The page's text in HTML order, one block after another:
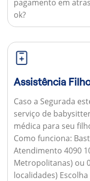
pagamento em
ok?
Assistência
Caso a Segurada
serviço de
médica para seu
Como funciona:
Atendimento 4090
Metropolitanas) ou
localidades)